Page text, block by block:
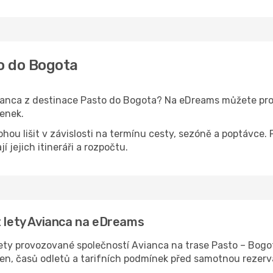
do Bogota
z destinace Pasto do Bogota? Na eDreams můžete
lišit v závislosti na termínu cesty, sezóně a poptávce.
jejich itineráři a rozpočtu.
Avianca na eDreams
provozované společností Avianca na trase Pasto –
časů odletů a tarifních podmínek před samotnou